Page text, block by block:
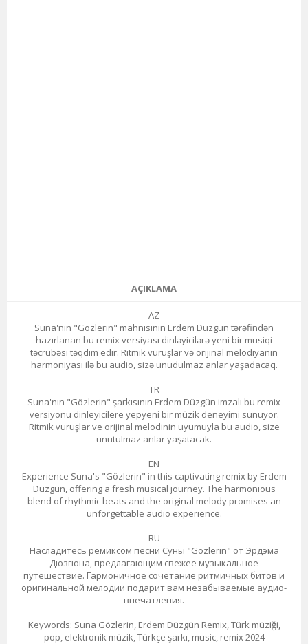
AÇIKLAMA
AZ
Suna'nın "Gözlerin" mahnısının Erdem Düzgün tərəfindən
hazırlanan bu remix versiyası dinləyicilərə yeni bir musiqi
təcrübəsi təqdim edir. Ritmik vuruşlar və orijinal melodiyanın
harmoniyası ilə bu audio, sizə unudulmaz anlar yaşadacaq.
TR
Suna'nın "Gözlerin" şarkısının Erdem Düzgün imzalı bu remix
versiyonu dinleyicilere yepyeni bir müzik deneyimi sunuyor.
Ritmik vuruşlar ve orijinal melodinin uyumuyla bu audio, size
unutulmaz anlar yaşatacak.
EN
Experience Suna's "Gözlerin" in this captivating remix by Erdem
Düzgün, offering a fresh musical journey. The harmonious
blend of rhythmic beats and the original melody promises an
unforgettable audio experience.
RU
Насладитесь ремиксом песни Суны "Gözlerin" от Эрдэма
Дюзгюна, предлагающим свежее музыкальное
путешествие. Гармоничное сочетание ритмичных битов и
оригинальной мелодии подарит вам незабываемые аудио-
впечатления.
Keywords: Suna Gözlerin, Erdem Düzgün Remix, Türk müziği,
pop, elektronik müzik, Türkçe şarkı, music, remix 2024